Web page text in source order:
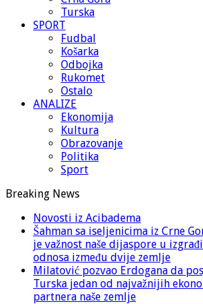
Turska
SPORT
Fudbal
Košarka
Odbojka
Rukomet
Ostalo
ANALIZE
Ekonomija
Kultura
Obrazovanje
Politika
Sport
Breaking News
Novosti iz Acibadema
Šahman sa iseljenicima iz Crne
je važnost naše dijaspore u
odnosa između dvije zemlje
Milatović pozvao Erdogana da
Turska jedan od najvažnijih
partnera naše zemlje